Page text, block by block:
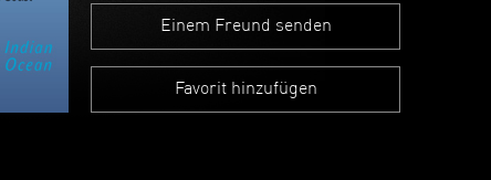
Einem Freund senden
Favorit hinzufügen